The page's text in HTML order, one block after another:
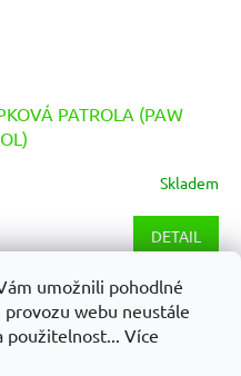
umožnili pohodlné
webu neustále
použitelnost... Více
PATROLA (PAW
Skladem
DETAIL
A skvělá krabička navíc! 😋
sladké. 🤤 Proto jsme pro